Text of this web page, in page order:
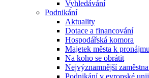
Vyhledávání
Podnikání
Aktuality
Dotace a financování
Hospodářská komora
Majetek města k
Na koho se obrátit
Nejvýznamnější